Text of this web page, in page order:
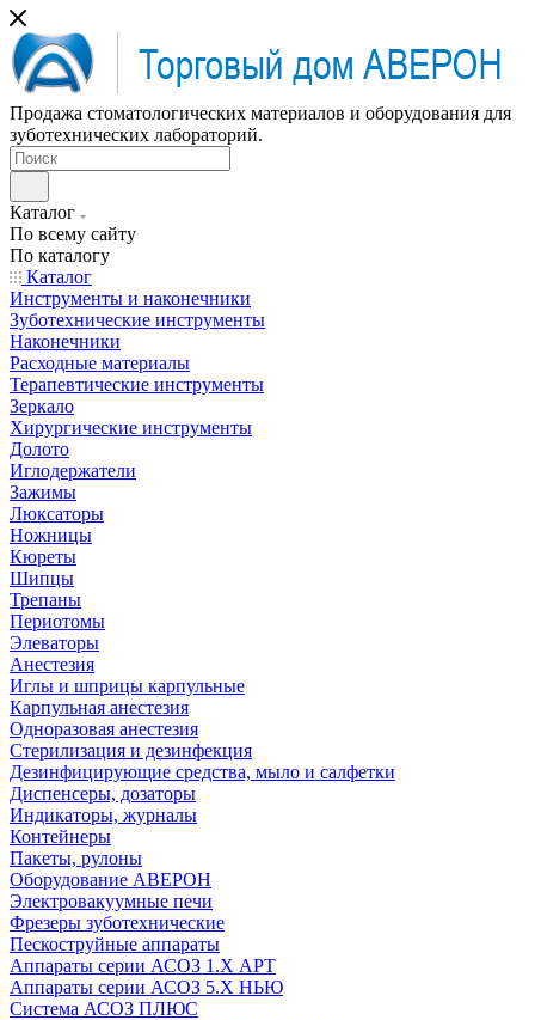
Продажа стоматологических материалов и оборудования для
зуботехнических лабораторий.
Каталог
По всему сайту
По каталогу
Каталог
Инструменты и наконечники
Зуботехнические инструменты
Наконечники
Расходные материалы
Терапевтические инструменты
Зеркало
Хирургические инструменты
Долото
Иглодержатели
Зажимы
Люксаторы
Ножницы
Кюреты
Шипцы
Трепаны
Периотомы
Элеваторы
Анестезия
Иглы и шприцы карпульные
Карпульная анестезия
Одноразовая анестезия
Стерилизация и дезинфекция
Дезинфицирующие средства, мыло и салфетки
Диспенсеры, дозаторы
Индикаторы, журналы
Контейнеры
Пакеты, рулоны
Оборудование АВЕРОН
Электровакуумные печи
Фрезеры зуботехнические
Пескоструйные аппараты
Аппараты серии АСОЗ 1.Х АРТ
Аппараты серии АСОЗ 5.Х НЬЮ
Система АСОЗ ПЛЮС